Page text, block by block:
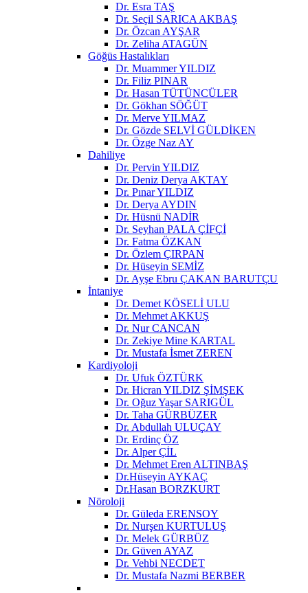
Dr. Esra TAŞ
Dr. Seçil SARICA AKBAŞ
Dr. Özcan AYŞAR
Dr. Zeliha ATAGÜN
Göğüs Hastalıkları
Dr. Muammer YILDIZ
Dr. Filiz PINAR
Dr. Hasan TÜTÜNCÜLER
Dr. Gökhan SÖĞÜT
Dr. Merve YILMAZ
Dr. Gözde SELVİ GÜLDİKEN
Dr. Özge Naz AY
Dahiliye
Dr. Pervin YILDIZ
Dr. Deniz Derya AKTAY
Dr. Pınar YILDIZ
Dr. Derya AYDIN
Dr. Hüsnü NADİR
Dr. Seyhan PALA ÇİFÇİ
Dr. Fatma ÖZKAN
Dr. Özlem ÇIRPAN
Dr. Hüseyin SEMİZ
Dr. Ayşe Ebru ÇAKAN BARUTÇU
İntaniye
Dr. Demet KÖSELİ ULU
Dr. Mehmet AKKUŞ
Dr. Nur CANCAN
Dr. Zekiye Mine KARTAL
Dr. Mustafa İsmet ZEREN
Kardiyoloji
Dr. Ufuk ÖZTÜRK
Dr. Hicran YILDIZ ŞİMŞEK
Dr. Oğuz Yaşar SARIGÜL
Dr. Taha GÜRBÜZER
Dr. Abdullah ULUÇAY
Dr. Erdinç ÖZ
Dr. Alper ÇİL
Dr. Mehmet Eren ALTINBAŞ
Dr.Hüseyin AYKAÇ
Dr.Hasan BORZKURT
Nöroloji
Dr. Güleda ERENSOY
Dr. Nurşen KURTULUŞ
Dr. Melek GÜRBÜZ
Dr. Güven AYAZ
Dr. Vehbi NECDET
Dr. Mustafa Nazmi BERBER